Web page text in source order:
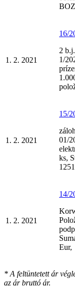
1. 2. 2021
16/
2
1/
1. 2. 2021
15/
01/
ks,
1. 2. 2021
14/
Eur,
* A feltüntetett ár
az ár bruttó ár.